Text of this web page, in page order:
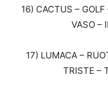
16) CACTUS – GOLF
VASO –
17) LUMACA –
TRISTE –